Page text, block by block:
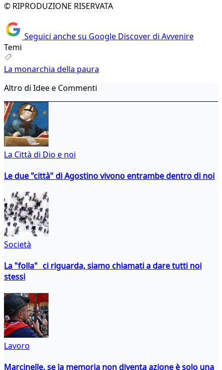
© RIPRODUZIONE RISERVATA
Seguici anche su Google Discover di Avvenire
Temi
La monarchia della paura
Altro di Idee e Commenti
La Città di Dio e noi
Le due "città" di Agostino vivono entrambe dentro di noi
Società
La "folla" ci riguarda, siamo chiamati a dare tutti noi
stessi
Lavoro
Marcinelle, se la memoria non diventa azione è solo una